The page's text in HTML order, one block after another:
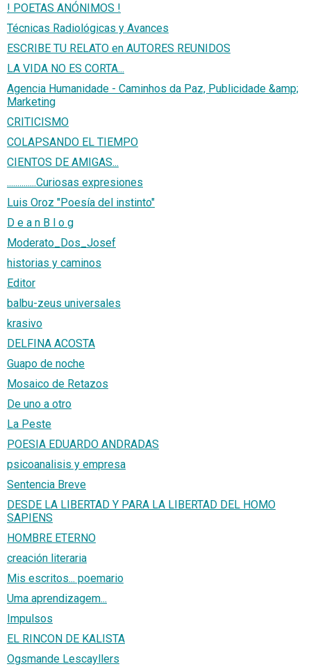
! POETAS ANÓNIMOS !
Técnicas Radiológicas y Avances
ESCRIBE TU RELATO en AUTORES REUNIDOS
LA VIDA NO ES CORTA...
Agencia Humanidade - Caminhos da Paz, Publicidade &amp;
Marketing
CRITICISMO
COLAPSANDO EL TIEMPO
CIENTOS DE AMIGAS...
..............Curiosas expresiones
Luis Oroz "Poesía del instinto"
D e a n B l o g
Moderato_Dos_Josef
historias y caminos
Editor
balbu-zeus universales
krasivo
DELFINA ACOSTA
Guapo de noche
Mosaico de Retazos
De uno a otro
La Peste
POESIA EDUARDO ANDRADAS
psicoanalisis y empresa
Sentencia Breve
DESDE LA LIBERTAD Y PARA LA LIBERTAD DEL HOMO
SAPIENS
HOMBRE ETERNO
creación literaria
Mis escritos... poemario
Uma aprendizagem...
Impulsos
EL RINCON DE KALISTA
Ogsmande Lescayllers